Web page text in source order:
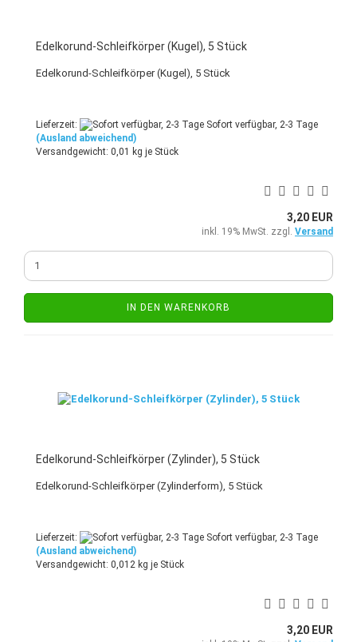
Edelkorund-Schleifkörper (Kugel), 5 Stück
Edelkorund-Schleifkörper (Kugel), 5 Stück
Lieferzeit:
Sofort verfügbar, 2-3 Tage
(Ausland abweichend)
Versandgewicht: 0,01 kg je Stück
3,20 EUR
inkl. 19% MwSt. zzgl. Versand
IN DEN WARENKORB
Edelkorund-Schleifkörper (Zylinder), 5 Stück
Edelkorund-Schleifkörper (Zylinderform), 5 Stück
Lieferzeit:
Sofort verfügbar, 2-3 Tage
(Ausland abweichend)
Versandgewicht: 0,012 kg je Stück
3,20 EUR